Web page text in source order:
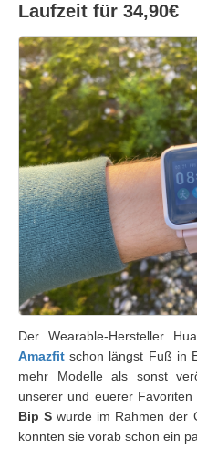
Laufzeit für 34,90€
Der Wearable-Hersteller
Amazfit schon längst Fuß in
mehr Modelle als sonst
unserer und euerer
Bip S wurde im Rahmen der
konnten sie vorab schon ein